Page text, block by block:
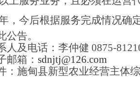
，今后根据服务完成情况确
公告。
人及电话：李仲健 0875-
邮箱： sdnjtj@126.com
：施甸县新型农业经营主体